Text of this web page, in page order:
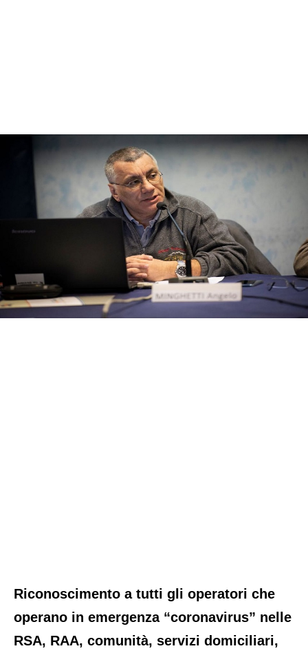
Riconoscimento a tutti gli operatori che
operano in emergenza “coronavirus” nelle
RSA, RAA, comunità, servizi domiciliari,